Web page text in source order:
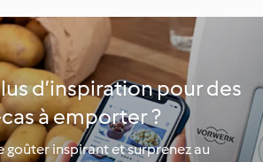
d’inspiration pour des
à emporter ?
goûter inspirant et surprenez au